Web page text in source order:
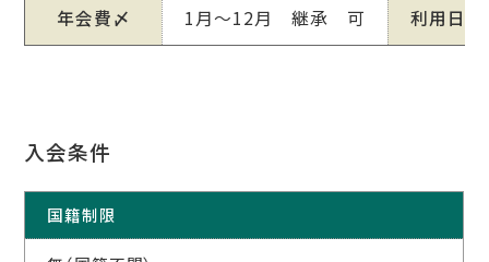
年会費〆 1月～12月 継承 可 利用日
入会条件
国籍制限